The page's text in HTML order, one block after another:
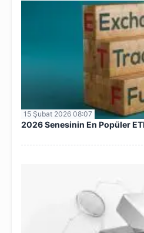
15 Şubat 2026 08:07
2026 Senesinin En Popüler